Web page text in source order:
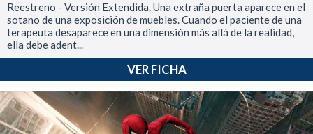
Reestreno - Versión Extendida. Una extraña puerta aparece en el
sotano de una exposición de muebles. Cuando el paciente de una
terapeuta desaparece en una dimensión más allá de la realidad,
ella debe adent...
VER FICHA